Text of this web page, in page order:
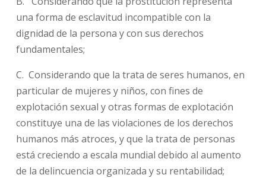
una forma de esclavitud incompatible con la
dignidad de la persona y con sus derechos
fundamentales;
C. Considerando que la trata de seres humanos, en
particular de mujeres y niños, con fines de
explotación sexual y otras formas de explotación
constituye una de las violaciones de los derechos
humanos más atroces, y que la trata de personas
está creciendo a escala mundial debido al aumento
de la delincuencia organizada y su rentabilidad;